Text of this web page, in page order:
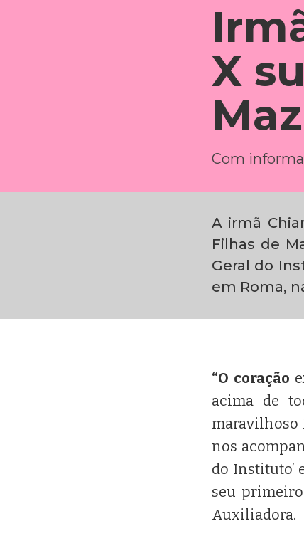
X
Com
A irmã
Filhas de
Geral do
em Roma,
“O coração
acima de
maravilhoso
nos
do Instituto’
seu
Auxiliadora.